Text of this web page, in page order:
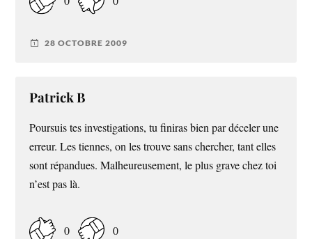
28 OCTOBRE 2009
Patrick B
Poursuis tes investigations, tu finiras bien par déceler une
erreur. Les tiennes, on les trouve sans chercher, tant elles
sont répandues. Malheureusement, le plus grave chez toi
n’est pas là.
0 0